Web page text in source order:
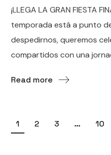
¡LLEGA LA GRAN FIESTA
temporada está a punto
despedirnos, queremos
compartidos con una
Read more
1 2 3 … 10